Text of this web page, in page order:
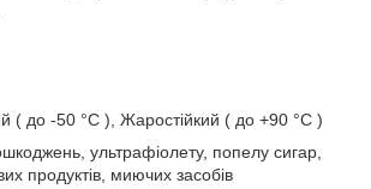
( до -50 °С ), Жаростійкий ( до +90 °С )
ультрафіолету, попелу сигар,
продуктів, миючих засобів